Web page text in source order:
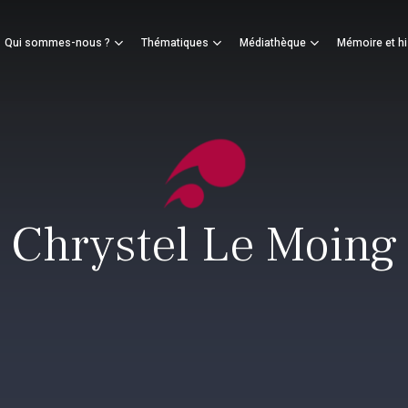
Qui sommes-nous ? Thématiques Médiathèque Mémoire et
Panier
Chrystel Le Moing